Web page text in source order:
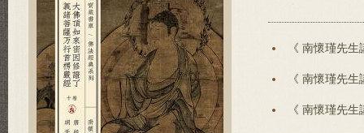
《 南懷瑾先
《 南懷瑾先
《 南懷瑾先